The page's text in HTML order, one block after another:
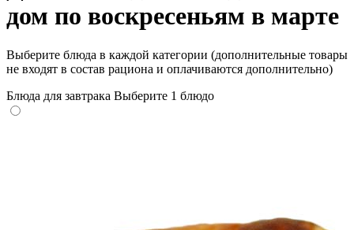
дом по воскресеньям в марте
Выберите блюда в каждой категории (дополнительные товары
не входят в состав рациона и оплачиваются дополнительно)
Блюда для завтрака Выберите 1 блюдо